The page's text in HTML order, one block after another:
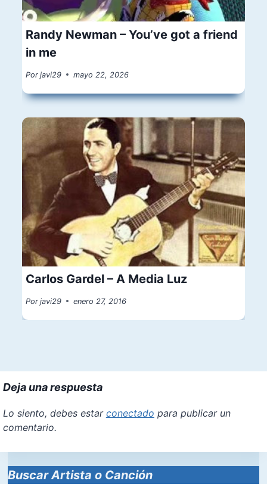
Randy Newman – You’ve got a friend
in me
Por javi29 mayo 22, 2026
Carlos Gardel – A Media Luz
Por javi29 enero 27, 2016
Deja una respuesta
Lo siento, debes estar conectado para publicar un
comentario.
Buscar Artista o Canción